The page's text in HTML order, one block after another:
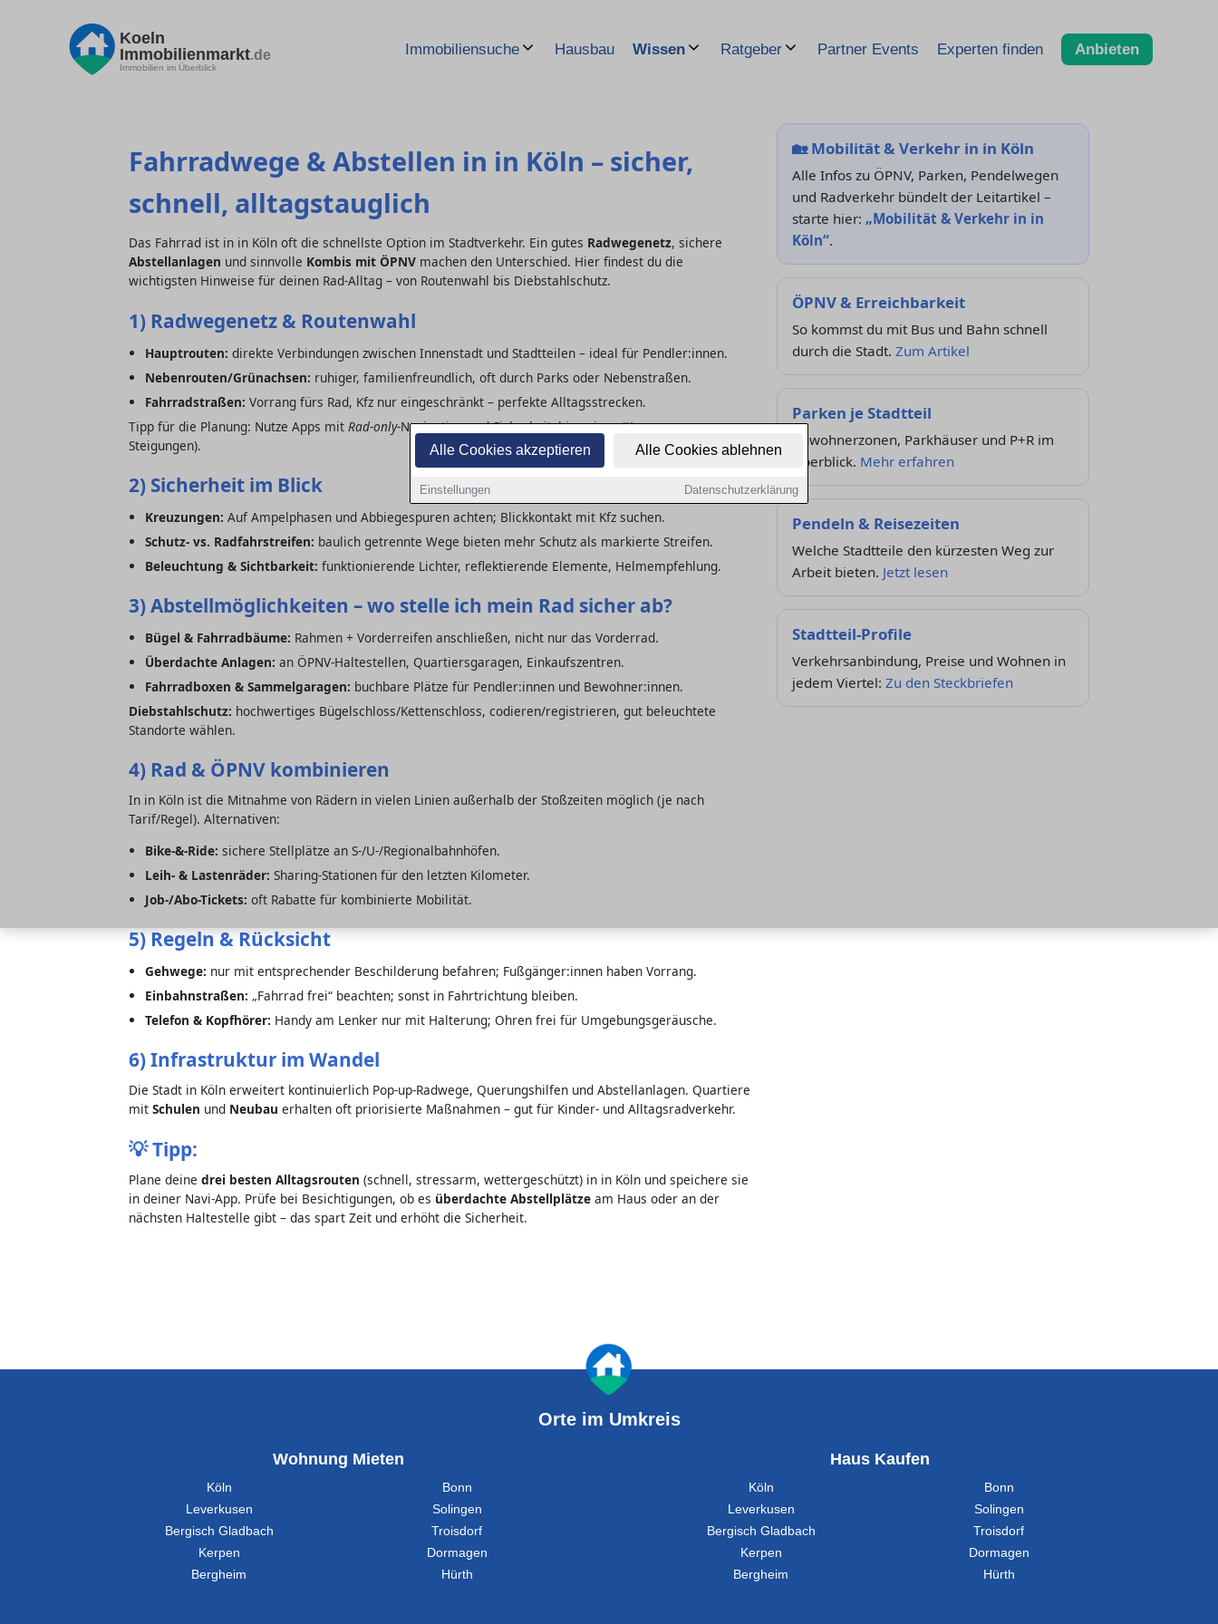
Alle Cookies akzeptieren Alle Cookies ablehnen
Einstellungen Datenschutzerklärung
Koeln
Immobilienmarkt.de
Immobilien im Überblick
Immobiliensuche Hausbau Wissen Ratgeber Partner Events Experten finden Anbieten
Fahrradwege & Abstellen in in Köln – sicher,
schnell, alltagstauglich
Das Fahrrad ist in in Köln oft die schnellste Option im Stadtverkehr. Ein gutes Radwegenetz, sichere
Abstellanlagen und sinnvolle Kombis mit ÖPNV machen den Unterschied. Hier findest du die
wichtigsten Hinweise für deinen Rad-Alltag – von Routenwahl bis Diebstahlschutz.
1) Radwegenetz & Routenwahl
Hauptrouten: direkte Verbindungen zwischen Innenstadt und Stadtteilen – ideal für Pendler:innen.
Nebenrouten/Grünachsen: ruhiger, familienfreundlich, oft durch Parks oder Nebenstraßen.
Fahrradstraßen: Vorrang fürs Rad, Kfz nur eingeschränkt – perfekte Alltagsstrecken.
Tipp für die Planung: Nutze Apps mit Rad-only-Navigation und Sicherheitshinweisen (Kreuzungen,
Steigungen).
2) Sicherheit im Blick
Kreuzungen: Auf Ampelphasen und Abbiegespuren achten; Blickkontakt mit Kfz suchen.
Schutz- vs. Radfahrstreifen: baulich getrennte Wege bieten mehr Schutz als markierte Streifen.
Beleuchtung & Sichtbarkeit: funktionierende Lichter, reflektierende Elemente, Helmempfehlung.
3) Abstellmöglichkeiten – wo stelle ich mein Rad sicher ab?
Bügel & Fahrradbäume: Rahmen + Vorderreifen anschließen, nicht nur das Vorderrad.
Überdachte Anlagen: an ÖPNV-Haltestellen, Quartiersgaragen, Einkaufszentren.
Fahrradboxen & Sammelgaragen: buchbare Plätze für Pendler:innen und Bewohner:innen.
Diebstahlschutz: hochwertiges Bügelschloss/Kettenschloss, codieren/registrieren, gut beleuchtete
Standorte wählen.
4) Rad & ÖPNV kombinieren
In in Köln ist die Mitnahme von Rädern in vielen Linien außerhalb der Stoßzeiten möglich (je nach
Tarif/Regel). Alternativen:
Bike-&-Ride: sichere Stellplätze an S-/U-/Regionalbahnhöfen.
Leih- & Lastenräder: Sharing-Stationen für den letzten Kilometer.
Job-/Abo-Tickets: oft Rabatte für kombinierte Mobilität.
5) Regeln & Rücksicht
Gehwege: nur mit entsprechender Beschilderung befahren; Fußgänger:innen haben Vorrang.
Einbahnstraßen: „Fahrrad frei“ beachten; sonst in Fahrtrichtung bleiben.
Telefon & Kopfhörer: Handy am Lenker nur mit Halterung; Ohren frei für Umgebungsgeräusche.
6) Infrastruktur im Wandel
Die Stadt in Köln erweitert kontinuierlich Pop-up-Radwege, Querungshilfen und Abstellanlagen. Quartiere
mit Schulen und Neubau erhalten oft priorisierte Maßnahmen – gut für Kinder- und Alltagsradverkehr.
💡Tipp:
Plane deine drei besten Alltagsrouten (schnell, stressarm, wettergeschützt) in in Köln und speichere sie
in deiner Navi-App. Prüfe bei Besichtigungen, ob es überdachte Abstellplätze am Haus oder an der
nächsten Haltestelle gibt – das spart Zeit und erhöht die Sicherheit.
🏡Mobilität & Verkehr in in Köln
Alle Infos zu ÖPNV, Parken, Pendelwegen
und Radverkehr bündelt der Leitartikel –
starte hier: „Mobilität & Verkehr in in
Köln“.
ÖPNV & Erreichbarkeit
So kommst du mit Bus und Bahn schnell
durch die Stadt. Zum Artikel
Parken je Stadtteil
Anwohnerzonen, Parkhäuser und P+R im
Überblick. Mehr erfahren
Pendeln & Reisezeiten
Welche Stadtteile den kürzesten Weg zur
Arbeit bieten. Jetzt lesen
Stadtteil-Profile
Verkehrsanbindung, Preise und Wohnen in
jedem Viertel: Zu den Steckbriefen
Orte im Umkreis
Wohnung Mieten
Köln
Bonn
Leverkusen
Solingen
Bergisch Gladbach
Troisdorf
Kerpen
Dormagen
Bergheim
Hürth
Haus Kaufen
Köln
Bonn
Leverkusen
Solingen
Bergisch Gladbach
Troisdorf
Kerpen
Dormagen
Bergheim
Hürth